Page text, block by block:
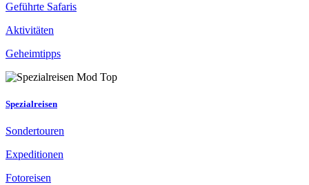
Geführte Safaris
Aktivitäten
Geheimtipps
Spezialreisen
Sondertouren
Expeditionen
Fotoreisen